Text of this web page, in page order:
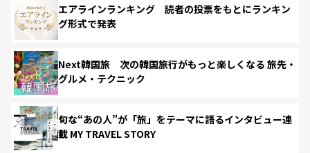
エアラインランキング 読者の投票をもとにランキン
グ形式で発表
Next韓国旅 次の韓国旅行がもっと楽しくなる 旅先・
グルメ・テクニック
旬な“あの人”が「旅」をテーマに語るインタビュー連
載 MY TRAVEL STORY